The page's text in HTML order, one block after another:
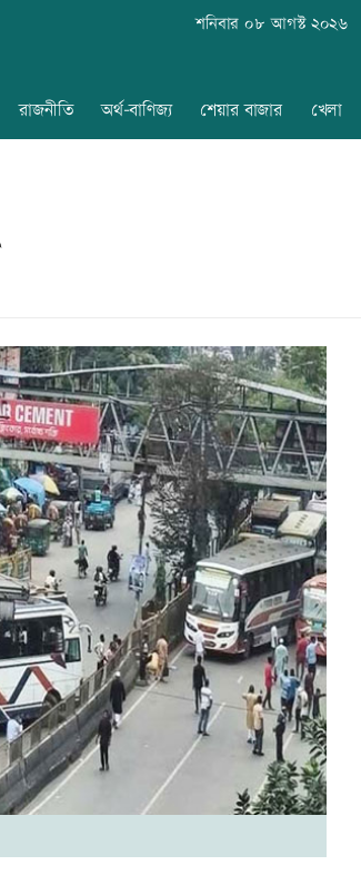
শনিবার ০৮ আগস্ট ২০২৬
রাজনীতি অর্থ-বাণিজ্য শেয়ার বাজার খেলা